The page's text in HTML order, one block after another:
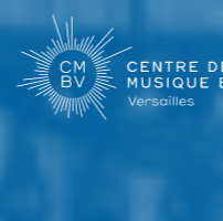
ALLER AU